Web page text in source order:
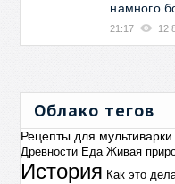
намного
21:17 12
Облако тегов
Рецепты для мультиварки
Древности Еда Живая
История Как это